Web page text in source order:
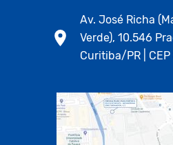
Av. José Richa
Verde), 10.546
Curitiba/PR |